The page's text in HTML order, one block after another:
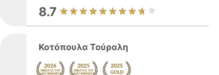
8.7
Κοτόπουλα Τούραλη